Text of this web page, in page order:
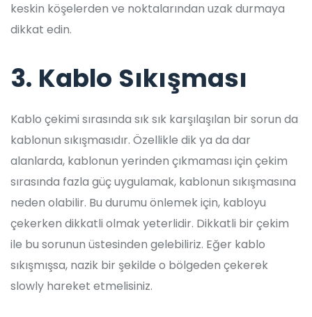
keskin köşelerden ve noktalarından uzak durmaya
dikkat edin.
3. Kablo Sıkışması
Kablo çekimi sırasında sık sık karşılaşılan bir sorun da
kablonun sıkışmasıdır. Özellikle dik ya da dar
alanlarda, kablonun yerinden çıkmaması için çekim
sırasında fazla güç uygulamak, kablonun sıkışmasına
neden olabilir. Bu durumu önlemek için, kabloyu
çekerken dikkatli olmak yeterlidir. Dikkatli bir çekim
ile bu sorunun üstesinden gelebiliriz. Eğer kablo
sıkışmışsa, nazik bir şekilde o bölgeden çekerek
slowly hareket etmelisiniz.